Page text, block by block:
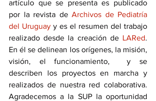
artículo que se presenta es publicado
por la revista de Archivos de Pediatría
del Uruguay y es el resumen del trabajo
realizado desde la creación de LARed.
En él se delinean los orígenes, la misión,
visión, el funcionamiento,  y se
describen los proyectos en marcha y
realizados de nuestra red colaborativa.
Agradecemos a la SUP la oportunidad